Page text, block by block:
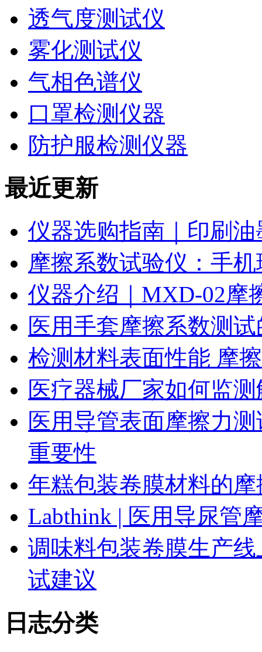
透气度测试仪
雾化测试仪
气相色谱仪
口罩检测仪器
防护服检测仪器
最近更新
仪器选购指南｜印刷
摩擦系数试验仪：手
仪器介绍｜MXD-02摩
医用手套摩擦系数测
检测材料表面性能 摩
医疗器械厂家如何监
医用导管表面摩擦力
重要性
年糕包装卷膜材料的
Labthink | 医用导尿管
调味料包装卷膜生产
试建议
日志分类